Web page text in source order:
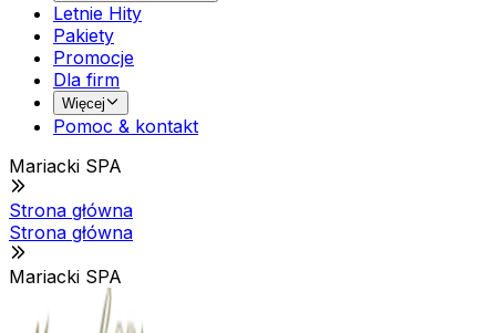
Letnie Hity
Pakiety
Promocje
Dla firm
Więcej
Pomoc & kontakt
Mariacki SPA
Strona główna
Strona główna
Mariacki SPA